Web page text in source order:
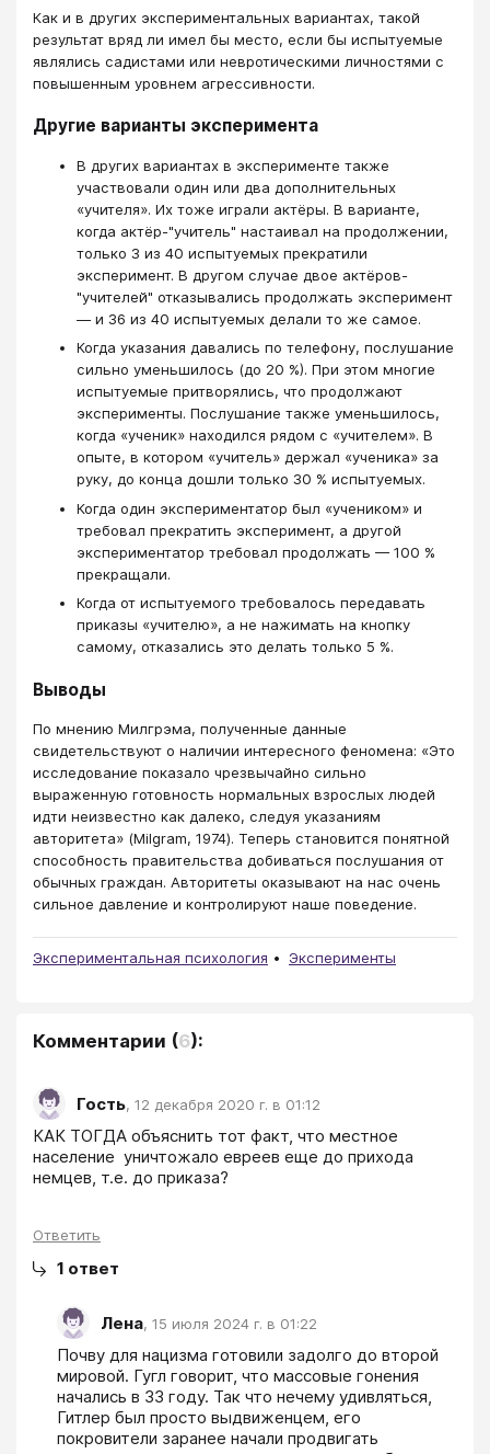
Как и в других экспериментальных вариантах, такой
результат вряд ли имел бы место, если бы испытуемые
являлись садистами или невротическими личностями с
повышенным уровнем агрессивности.
Другие варианты эксперимента
В других вариантах в эксперименте также
участвовали один или два дополнительных
«учителя». Их тоже играли актёры. В варианте,
когда актёр-"учитель" настаивал на продолжении,
только 3 из 40 испытуемых прекратили
эксперимент. В другом случае двое актёров-
"учителей" отказывались продолжать эксперимент
— и 36 из 40 испытуемых делали то же самое.
Когда указания давались по телефону, послушание
сильно уменьшилось (до 20 %). При этом многие
испытуемые притворялись, что продолжают
эксперименты. Послушание также уменьшилось,
когда «ученик» находился рядом с «учителем». В
опыте, в котором «учитель» держал «ученика» за
руку, до конца дошли только 30 % испытуемых.
Когда один экспериментатор был «учеником» и
требовал прекратить эксперимент, а другой
экспериментатор требовал продолжать — 100 %
прекращали.
Когда от испытуемого требовалось передавать
приказы «учителю», а не нажимать на кнопку
самому, отказались это делать только 5 %.
Выводы
По мнению Милгрэма, полученные данные
свидетельствуют о наличии интересного феномена: «Это
исследование показало чрезвычайно сильно
выраженную готовность нормальных взрослых людей
идти неизвестно как далеко, следуя указаниям
авторитета» (Milgram, 1974). Теперь становится понятной
способность правительства добиваться послушания от
обычных граждан. Авторитеты оказывают на нас очень
сильное давление и контролируют наше поведение.
Экспериментальная психология Эксперименты
Комментарии (6):
Гость, 12 декабря 2020 г. в 01:12
КАК ТОГДА объяснить тот факт, что местное
население  уничтожало евреев еще до прихода
немцев, т.е. до приказа?
Ответить
1 ответ
Лена, 15 июля 2024 г. в 01:22
Почву для нацизма готовили задолго до второй
мировой. Гугл говорит, что массовые гонения
начались в 33 году. Так что нечему удивляться,
Гитлер был просто выдвиженцем, его
покровители заранее начали продвигать